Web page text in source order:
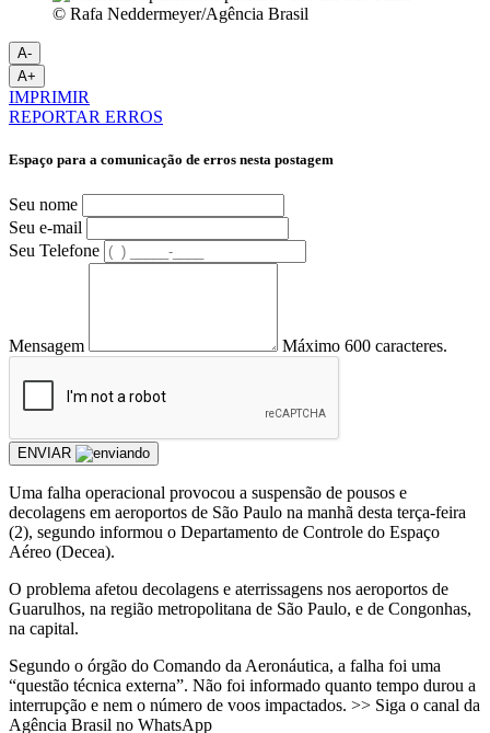
© Rafa Neddermeyer/Agência Brasil
A-
A+
IMPRIMIR
REPORTAR ERROS
Espaço para a comunicação de erros nesta postagem
Seu nome
Seu e-mail
Seu Telefone
Mensagem Máximo 600 caracteres.
ENVIAR
Uma falha operacional provocou a suspensão de pousos e
decolagens em aeroportos de São Paulo na manhã desta terça-feira
(2), segundo informou o Departamento de Controle do Espaço
Aéreo (Decea).
O problema afetou decolagens e aterrissagens nos aeroportos de
Guarulhos, na região metropolitana de São Paulo, e de Congonhas,
na capital.
Segundo o órgão do Comando da Aeronáutica, a falha foi uma
“questão técnica externa”. Não foi informado quanto tempo durou a
interrupção e nem o número de voos impactados. >> Siga o canal da
Agência Brasil no WhatsApp